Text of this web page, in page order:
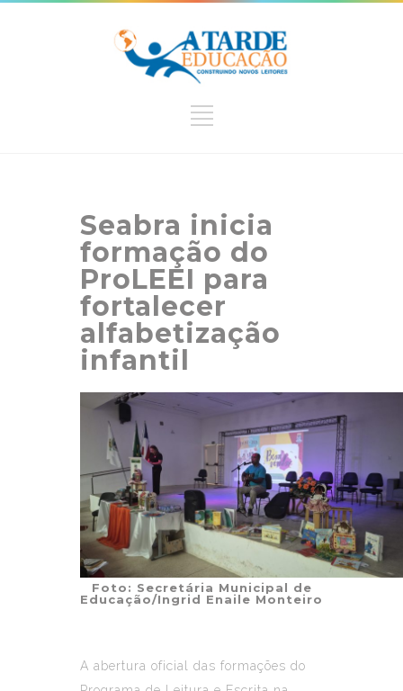
Seabra inicia
formação do
ProLEEI para
fortalecer
alfabetização
infantil
Foto: Secretária Municipal de
Educação/Ingrid Enaile Monteiro
A abertura oficial das formações do